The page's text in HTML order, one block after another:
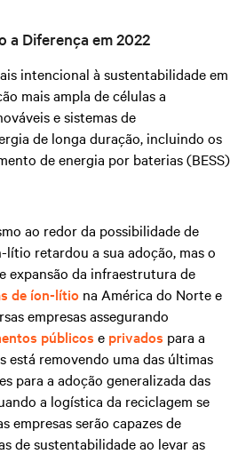
a Diferença em 2022
intencional à sustentabilidade em
mais ampla de células a
e sistemas de
de longa duração, incluindo os
de energia por baterias (BESS)
ao redor da possibilidade de
retardou a sua adoção, mas o
expansão da infraestrutura de
de íon-lítio na América do Norte e
empresas assegurando
públicos e privados para a
está removendo uma das últimas
para a adoção generalizada das
a logística da reciclagem se
empresas serão capazes de
de sustentabilidade ao levar as